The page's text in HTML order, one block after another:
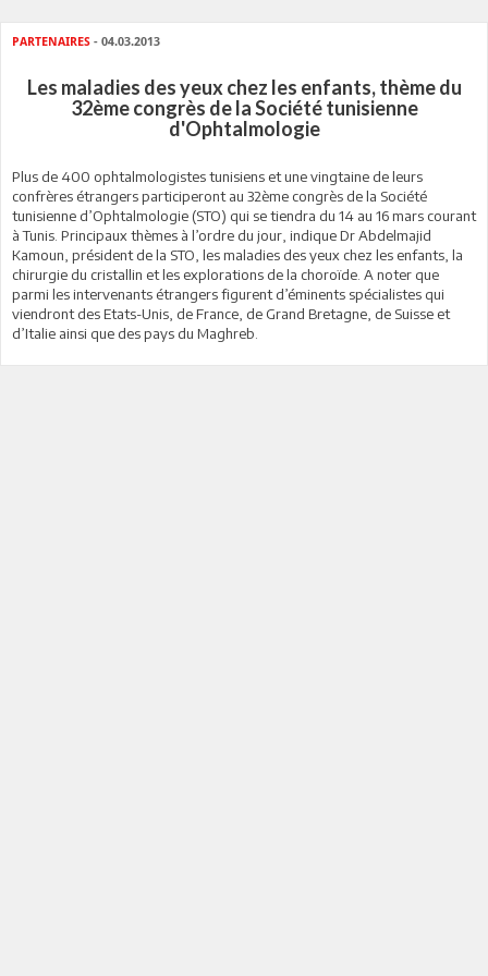
PARTENAIRES - 04.03.2013
Les maladies des yeux chez les enfants, thème du
32ème congrès de la Société tunisienne
d'Ophtalmologie
Plus de 400 ophtalmologistes tunisiens et une vingtaine de leurs
confrères étrangers participeront au 32ème congrès de la Société
tunisienne d’Ophtalmologie (STO) qui se tiendra du 14 au 16 mars courant
à Tunis. Principaux thèmes à l’ordre du jour, indique Dr Abdelmajid
Kamoun, président de la STO, les maladies des yeux chez les enfants, la
chirurgie du cristallin et les explorations de la choroïde. A noter que
parmi les intervenants étrangers figurent d’éminents spécialistes qui
viendront des Etats-Unis, de France, de Grand Bretagne, de Suisse et
d’Italie ainsi que des pays du Maghreb.